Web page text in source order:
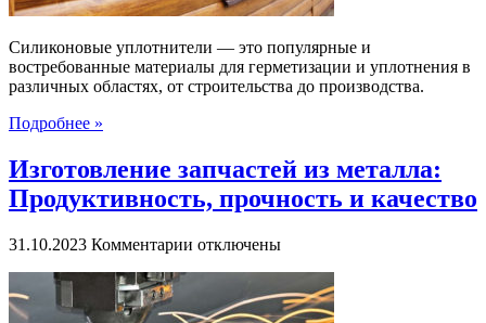
Силиконовые уплотнители — это популярные и
востребованные материалы для герметизации и уплотнения в
различных областях, от строительства до производства.
Подробнее »
Изготовление запчастей из металла:
Продуктивность, прочность и качество
31.10.2023 Комментарии к
запчастей
отключены